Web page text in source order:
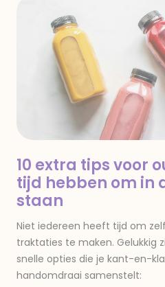
10 extra tips voor
tijd hebben om in
staan
Niet iedereen heeft tijd om
traktaties te maken. Gelukkig
snelle opties die je kant-en-
handomdraai samenstelt: